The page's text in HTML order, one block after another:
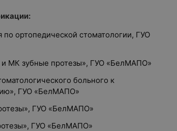
ортопедической стоматологии, ГУО
МК зубные протезы», ГУО «БелМАПО»
больного к
ГУО «БелМАПО»
ГУО «БелМАПО»
ГУО «БелМАПО»